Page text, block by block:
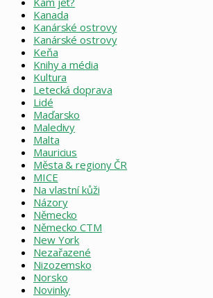
Kanada
Kanárské ostrovy
Kanárské ostrovy
Keňa
Knihy a média
Kultura
Letecká doprava
Lidé
Maďarsko
Maledivy
Malta
Mauricius
Města & regiony ČR
MICE
Na vlastní kůži
Názory
Německo
Německo CTM
New York
Nezařazené
Nizozemsko
Norsko
Novinky